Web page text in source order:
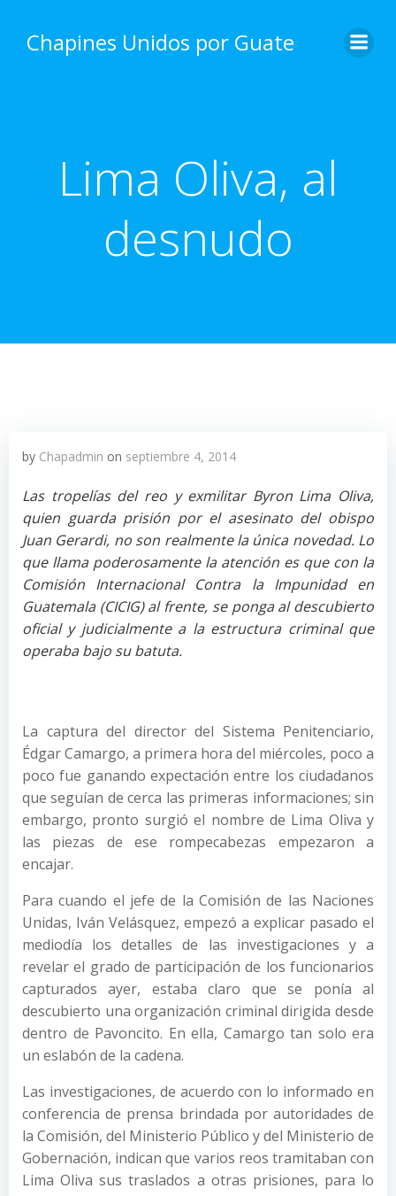
content
Chapines Unidos por Guate
Lima Oliva, al
desnudo
by Chapadmin on septiembre 4, 2014
Las tropelías del reo y exmilitar Byron Lima Oliva,
quien guarda prisión por el asesinato del obispo
Juan Gerardi, no son realmente la única novedad. Lo
que llama poderosamente la atención es que con la
Comisión Internacional Contra la Impunidad en
Guatemala (CICIG) al frente, se ponga al descubierto
oficial y judicialmente a la estructura criminal que
operaba bajo su batuta.
La captura del director del Sistema Penitenciario,
Édgar Camargo, a primera hora del miércoles, poco a
poco fue ganando expectación entre los ciudadanos
que seguían de cerca las primeras informaciones; sin
embargo, pronto surgió el nombre de Lima Oliva y
las piezas de ese rompecabezas empezaron a
encajar.
Para cuando el jefe de la Comisión de las Naciones
Unidas, Iván Velásquez, empezó a explicar pasado el
mediodía los detalles de las investigaciones y a
revelar el grado de participación de los funcionarios
capturados ayer, estaba claro que se ponía al
descubierto una organización criminal dirigida desde
dentro de Pavoncito. En ella, Camargo tan solo era
un eslabón de la cadena.
Las investigaciones, de acuerdo con lo informado en
conferencia de prensa brindada por autoridades de
la Comisión, del Ministerio Público y del Ministerio de
Gobernación, indican que varios reos tramitaban con
Lima Oliva sus traslados a otras prisiones, para lo